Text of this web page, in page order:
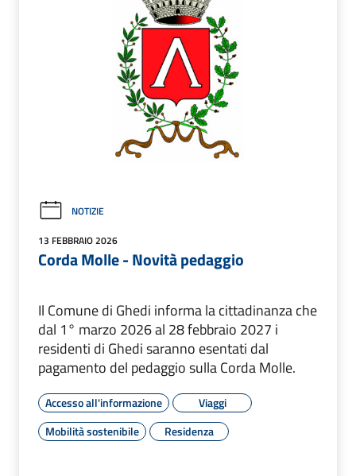
NOTIZIE
13 FEBBRAIO 2026
Corda Molle - Novità pedaggio
Il Comune di Ghedi informa la cittadinanza che
dal 1° marzo 2026 al 28 febbraio 2027 i
residenti di Ghedi saranno esentati dal
pagamento del pedaggio sulla Corda Molle.
Accesso all'informazione
Viaggi
Mobilità sostenibile
Residenza